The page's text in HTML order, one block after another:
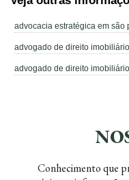
advocacia estratégica em são
advogado de direito imobiliário
advogado de direito
Conhecimento que